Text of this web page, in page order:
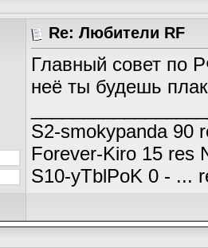
Re: Любители RF
Главный совет по
неё ты будешь
S2-smokypanda 90
Forever-Kiro 15 res
S10-yTblPoK 0 - ...